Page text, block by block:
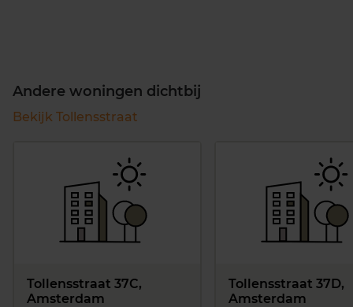
Andere woningen dichtbij
Bekijk Tollensstraat
Tollensstraat 37C,
Amsterdam
Tollensstraat 37D,
Amsterdam